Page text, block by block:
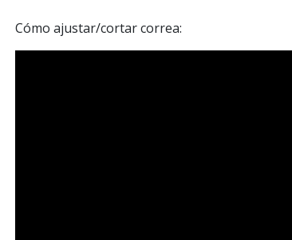
Cómo ajustar/cortar correa: